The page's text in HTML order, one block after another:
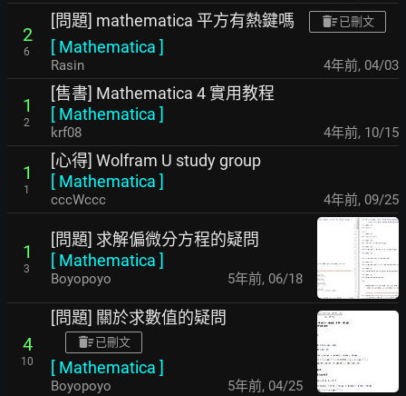
2
6
[問題] mathematica 平方有熱鍵嗎 已刪文
[ Mathematica ]
Rasin 4年前, 04/03
1
2
[售書] Mathematica 4 實用教程
[ Mathematica ]
krf08 4年前, 10/15
1
1
[心得] Wolfram U study group
[ Mathematica ]
cccWccc 4年前, 09/25
1
3
[問題] 求解偏微分方程的疑問
[ Mathematica ]
Boyopoyo 5年前, 06/18
4
10
[問題] 關於求數值的疑問
已刪文
[ Mathematica ]
Boyopoyo 5年前, 04/25